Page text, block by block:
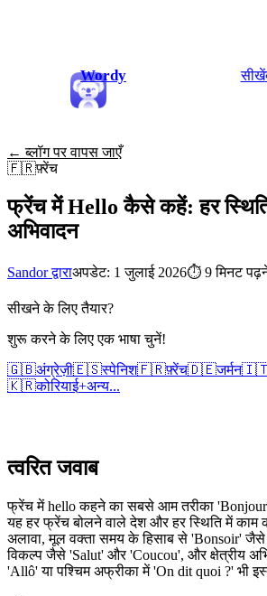
Wordy सीखें
← ब्लॉग पर वापस जाएँ
🇫🇷फ़्रेंच
फ्रेंच में Hello कैसे कहें: हर
अभिवादन
Sandor द्वाराअपडेट: 1 जुलाई 2026⏱ 9 मिनट
सीखने के लिए तैयार?
शुरू करने के लिए एक भाषा चुनें!
🇬🇧अंग्रेज़ी🇪🇸स्पेनिश🇫🇷फ़्रेंच🇩🇪जर्मन
🇰🇷कोरियाई+अन्य...
त्वरित जवाब
फ्रेंच में hello कहने का सबसे आम तरीका
यह हर फ्रेंच बोलने वाले देश और हर स्थिति में
अलावा, मूल वक्ता समय के हिसाब से 'Bonsoir' जैसे
विकल्प जैसे 'Salut' और 'Coucou', और क्षेत्रीय
'Allô' या पश्चिम अफ्रीका में 'On dit quoi ?' भी